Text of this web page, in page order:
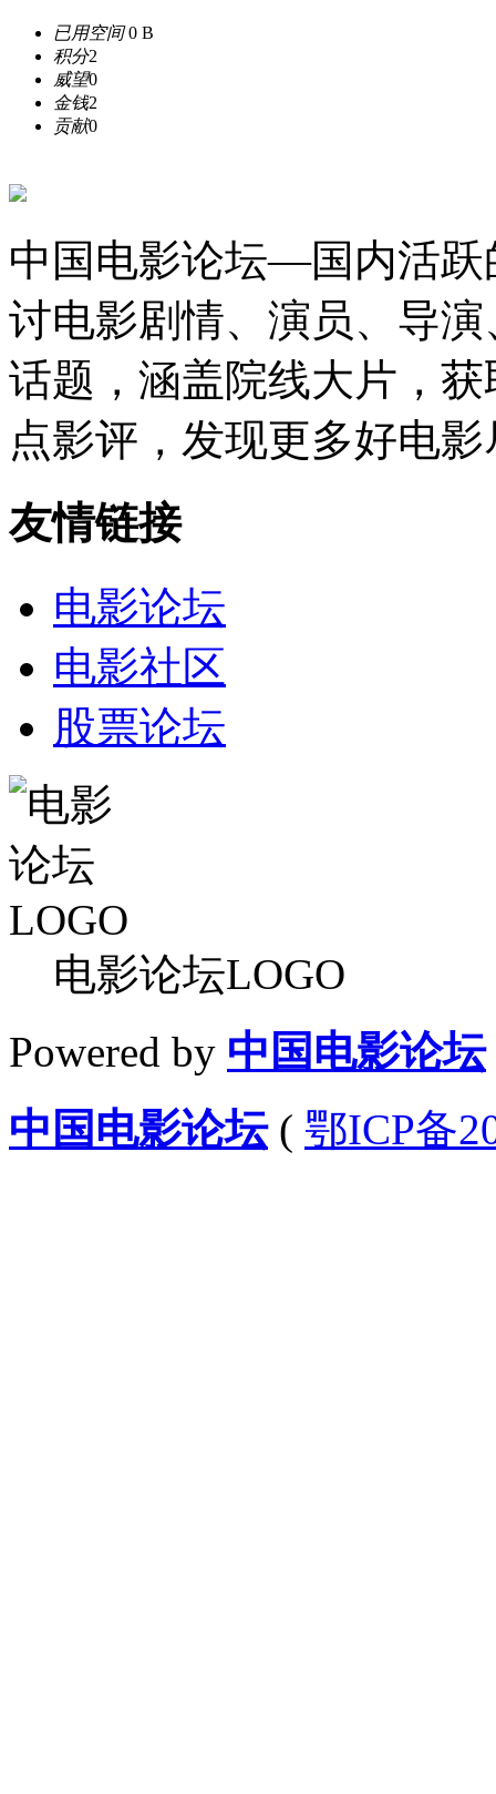
已用空间0 B
积分2
威望0
金钱2
贡献0
中国电影论坛—国内活跃
讨电影剧情、演员、导
话题，涵盖院线大片，
点影评，发现更多好电
友情链接
电影论坛
电影社区
股票论坛
电影论坛LOGO
Powered by 中国电影论坛
中国电影论坛( 鄂ICP备